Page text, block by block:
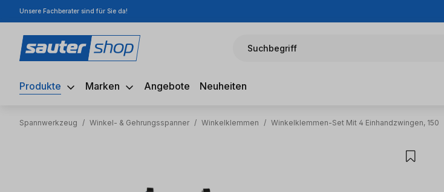
Hauptinhalt springen
Zur Suche springen
Zur Hauptnavigation springen
Unsere Fachberater sind für Sie da!
Suchbegriff
Produkte Marken Angebote Neuheiten
Spannwerkzeug / Winkel- & Gehrungsspanner / Winkelklemmen / Winkelklemmen-Set Mit 4 Einhandzwingen, 150